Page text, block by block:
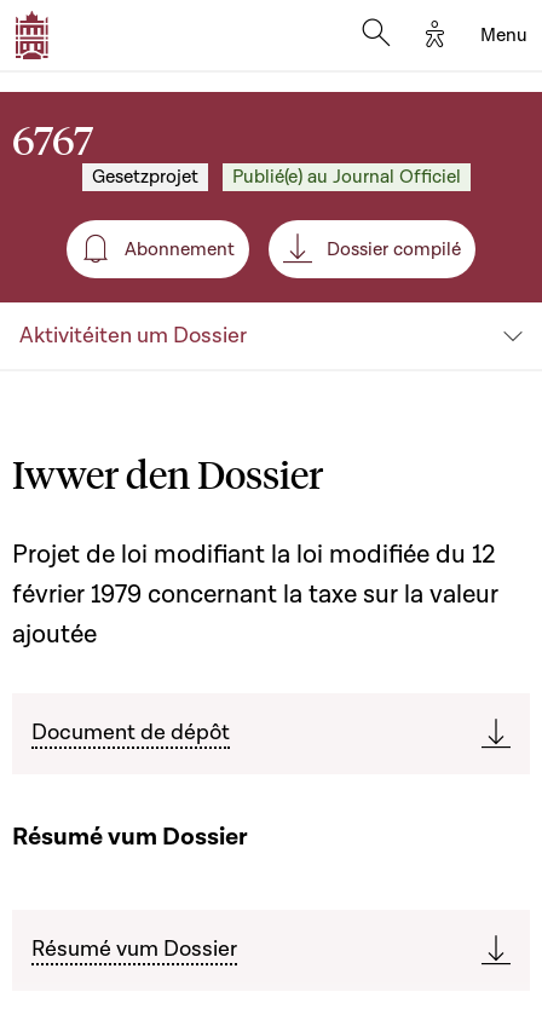
Options
Menu
6767
Gesetzprojet Publié(e) au Journal Officiel
Abonnement
Abonnement Dossier compilé
Aktivitéiten um Dossier
Iwwer den Dossier
Projet de loi modifiant la loi modifiée du 12
février 1979 concernant la taxe sur la valeur
ajoutée
Document de dépôt
Résumé vum Dossier
Résumé vum Dossier